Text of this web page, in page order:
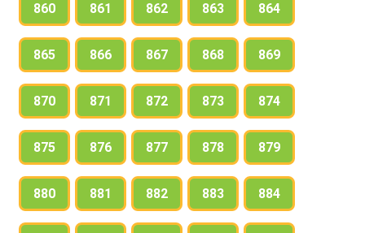
860 861 862 863 864
865 866 867 868 869
870 871 872 873 874
875 876 877 878 879
880 881 882 883 884